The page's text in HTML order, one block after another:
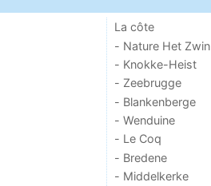
La côte
- Nature Het Zwin
- Knokke-Heist
- Zeebrugge
- Blankenberge
- Wenduine
- Le Coq
- Bredene
- Middelkerke